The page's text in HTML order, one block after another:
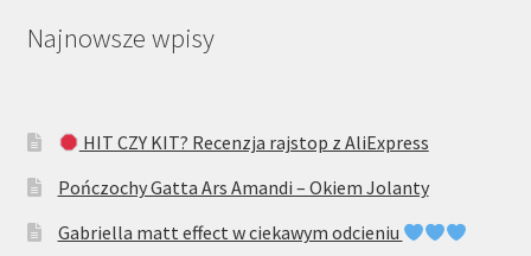
Najnowsze wpisy
HIT CZY KIT? Recenzja rajstop z AliExpress
Pończochy Gatta Ars Amandi – Okiem Jolanty
Gabriella matt effect w ciekawym odcieniu